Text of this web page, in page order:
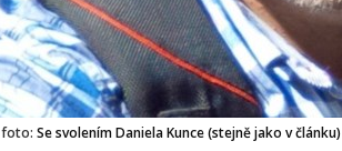
foto: Se svolením Daniela Kunce (stejně jako v článku)